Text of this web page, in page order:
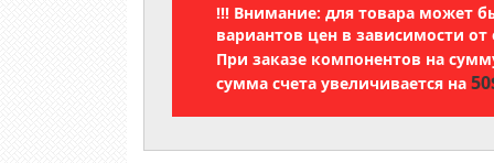
!!! Внимание: для товара может
вариантов цен в зависимости от
При заказе компонентов на
сумма счета увеличивается на